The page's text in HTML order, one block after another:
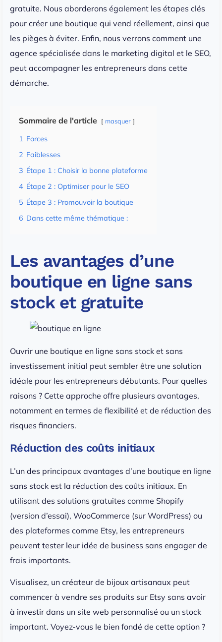
gratuite. Nous aborderons également les étapes clés
pour créer une boutique qui vend réellement, ainsi que
les pièges à éviter. Enfin, nous verrons comment une
agence spécialisée dans le marketing digital et le SEO,
peut accompagner les entrepreneurs dans cette
démarche.
Sommaire de l'article masquer
1 Forces
2 Faiblesses
3 Étape 1 : Choisir la bonne plateforme
4 Étape 2 : Optimiser pour le SEO
5 Étape 3 : Promouvoir la boutique
6 Dans cette même thématique :
Les avantages d’une
boutique en ligne sans
stock et gratuite
Ouvrir une boutique en ligne sans stock et sans
investissement initial peut sembler être une solution
idéale pour les entrepreneurs débutants. Pour quelles
raisons ? Cette approche offre plusieurs avantages,
notamment en termes de flexibilité et de réduction des
risques financiers.
Réduction des coûts initiaux
L’un des principaux avantages d’une boutique en ligne
sans stock est la réduction des coûts initiaux. En
utilisant des solutions gratuites comme Shopify
(version d’essai), WooCommerce (sur WordPress) ou
des plateformes comme Etsy, les entrepreneurs
peuvent tester leur idée de business sans engager de
frais importants.
Visualisez, un créateur de bijoux artisanaux peut
commencer à vendre ses produits sur Etsy sans avoir
à investir dans un site web personnalisé ou un stock
important. Voyez-vous le bien fondé de cette option ?